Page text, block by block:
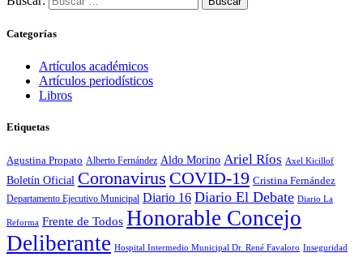
Categorías
Artículos académicos
Artículos periodísticos
Libros
Etiquetas
Agustina Propato Alberto Fernández Aldo Morino Ariel Ríos Axel Kicillof
Boletín Oficial Coronavirus COVID-19 Cristina Fernández
Departamento Ejecutivo Municipal Diario 16 Diario El Debate Diario La
Reforma Frente de Todos Honorable Concejo
Deliberante Hospital Intermedio Municipal Dr. René Favaloro Inseguridad